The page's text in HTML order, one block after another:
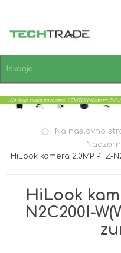
PRIJAVA
Na naslovno
HiLook kamera 2.0MP PTZ-
HiLook
N2C200I-